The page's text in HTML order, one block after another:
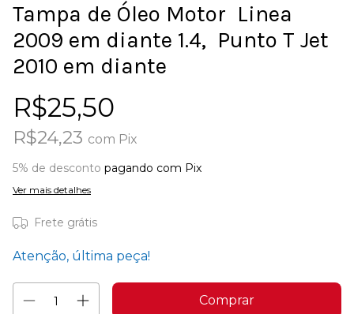
Tampa de Óleo Motor Linea
2009 em diante 1.4, Punto T Jet
2010 em diante
R$25,50
R$24,23 com Pix
5% de desconto pagando com Pix
Ver mais detalhes
Frete grátis
Atenção, última peça!